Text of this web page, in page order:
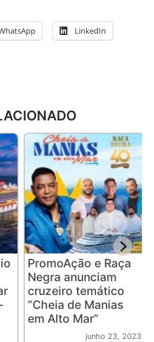
LinkedIn
PromoAção e Raça
Negra anunciam
cruzeiro temático
“Cheia de Manias
em Alto Mar”
junho 23, 2023